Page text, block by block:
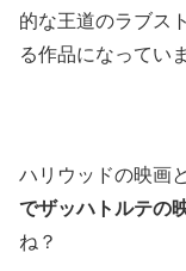
的な王道のラブス
る作品になってい
ハリウッドの映画
でザッハトルテの
ね？